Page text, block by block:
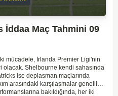
İddaa Maç Tahmini 09
mücadele, İrlanda Premier Ligi'nin
olacak. Shelbourne kendi sahasında
ise deplasman maçlarında
arasındaki karşılaşmalar genellikle
bakıldığında, her iki